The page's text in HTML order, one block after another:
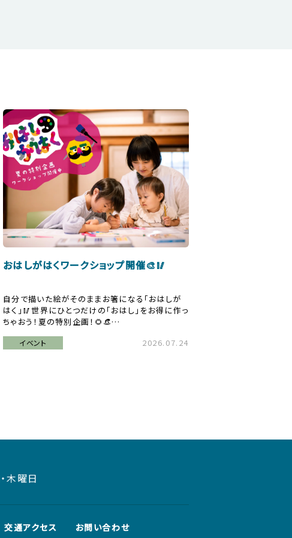
おはしがはくワークショップ開催🎨🥢
自分で描いた絵がそのままお箸になる「おはしが
はく」🥢世界にひとつだけの「おはし」をお得に作っ
ちゃおう！夏の特別企画！🌻👒…
イベント 2026.07.24
木曜日
交通アクセス お問い合わせ